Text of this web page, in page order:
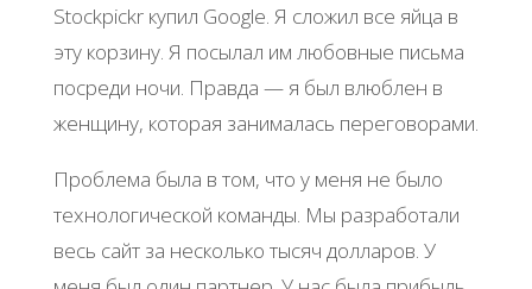
Stockpickr купил Google. Я сложил все яйца в
эту корзину. Я посылал им любовные письма
посреди ночи. Правда — я был влюблен в
женщину, которая занималась переговорами.
Проблема была в том, что у меня не было
технологической команды. Мы разработали
весь сайт за несколько тысяч долларов. У